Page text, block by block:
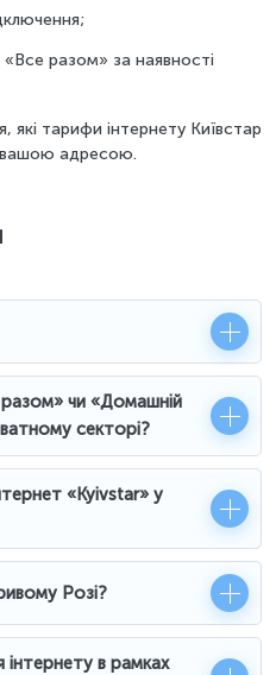
разом» за наявності
які тарифи інтернету Київстар
вашою адресою.
чи «Домашній
секторі?
«Kyivstar» у
Розі?
інтернету в рамках